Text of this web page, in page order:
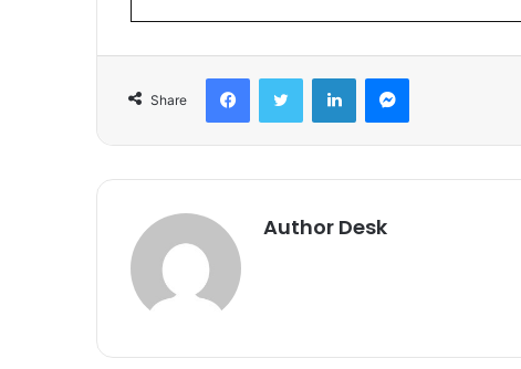
Share
FacebookTwitter LinkedInMessenger
Author Desk